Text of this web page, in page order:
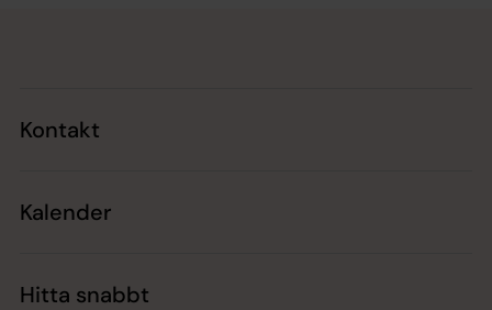
Kontakt
Kalender
Hitta snabbt